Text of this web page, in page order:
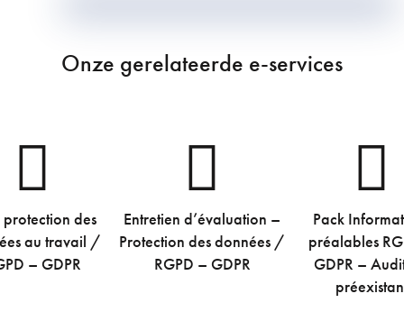
Onze gerelateerde e-services
protection des
au travail /
– GDPR
€ TVAC
Entretien d’évaluation –
Protection des données /
RGPD – GDPR
€ TVAC
Pack
préalables
GDPR –
€